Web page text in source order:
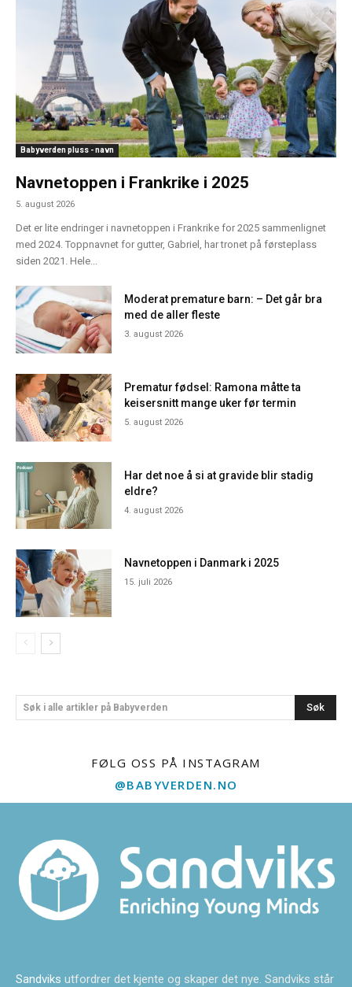
Babyverden pluss - navn
Navnetoppen i Frankrike i 2025
5. august 2026
Det er lite endringer i navnetoppen i Frankrike for 2025 sammenlignet
med 2024. Toppnavnet for gutter, Gabriel, har tronet på førsteplass
siden 2021. Hele...
Moderat premature barn: – Det går bra
med de aller fleste
3. august 2026
Prematur fødsel: Ramona måtte ta
keisersnitt mange uker før termin
5. august 2026
Har det noe å si at gravide blir stadig
eldre?
4. august 2026
Navnetoppen i Danmark i 2025
15. juli 2026
Søk i alle artikler på Babyverden Søk
FØLG OSS PÅ INSTAGRAM
@BABYVERDEN.NO
Sandviks utfordrer det kjente og skaper det nye. Sandviks står